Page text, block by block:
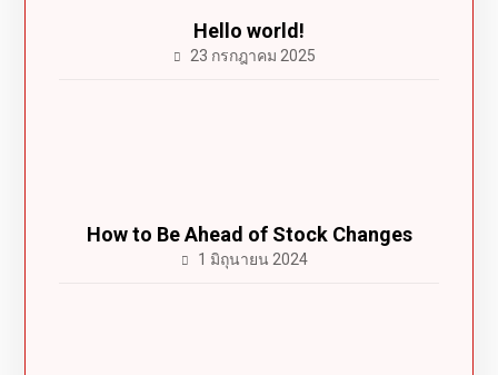
Hello world!
23 กรกฎาคม 2025
How to Be Ahead of Stock Changes
1 มิถุนายน 2024